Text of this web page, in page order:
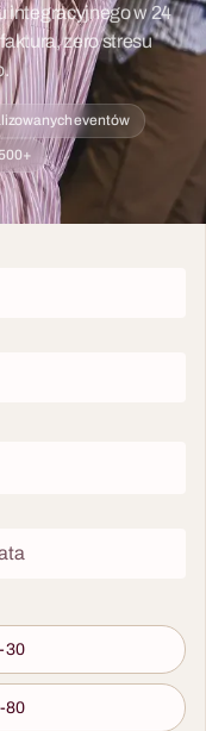
integracyjnego w 24
zero stresu
eventów
30
80